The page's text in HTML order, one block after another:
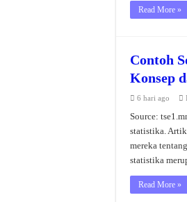
Read More »
Contoh
Konsep
6 hari ago
Source:
statistika.
mereka
statistika
Read More »